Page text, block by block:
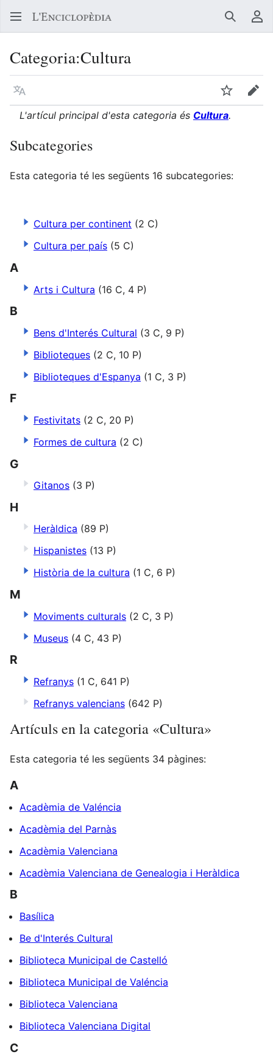
Buscar
Categoria:Cultura
Llegir en un atre idioma Vigilar
L'artícul principal d'esta categoria és Cultura.
Subcategories
Esta categoria té les següents 16 subcategories:
Cultura per continent (2 C)
Cultura per país (5 C)
A
Arts i Cultura (16 C, 4 P)
B
Bens d'Interés Cultural (3 C, 9 P)
Biblioteques (2 C, 10 P)
Biblioteques d'Espanya (1 C, 3 P)
F
Festivitats (2 C, 20 P)
Formes de cultura (2 C)
G
Gitanos (3 P)
H
Heràldica (89 P)
Hispanistes (13 P)
Història de la cultura (1 C, 6 P)
M
Moviments culturals (2 C, 3 P)
Museus (4 C, 43 P)
R
Refranys (1 C, 641 P)
Refranys valencians (642 P)
Artículs en la categoria «Cultura»
Esta categoria té les següents 34 pàgines:
A
Acadèmia de Valéncia
Acadèmia del Parnàs
Acadèmia Valenciana
Acadèmia Valenciana de Genealogia i Heràldica
B
Basílica
Be d'Interés Cultural
Biblioteca Municipal de Castelló
Biblioteca Municipal de Valéncia
Biblioteca Valenciana
Biblioteca Valenciana Digital
C